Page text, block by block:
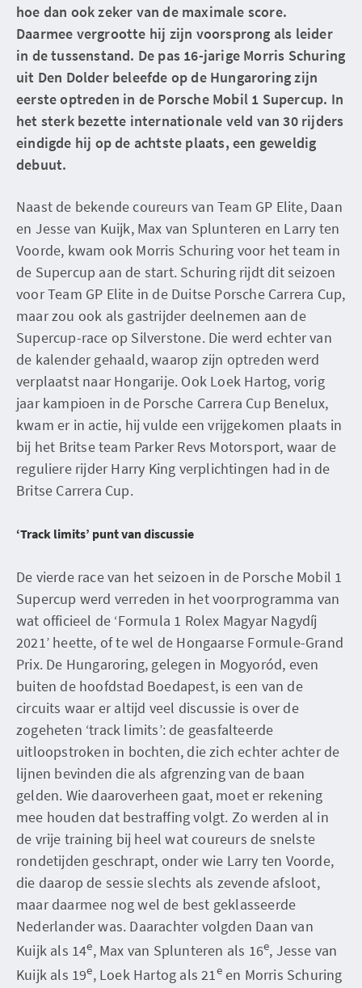
hoe dan ook zeker van de maximale score.
Daarmee vergrootte hij zijn voorsprong als leider
in de tussenstand. De pas 16-jarige Morris Schuring
uit Den Dolder beleefde op de Hungaroring zijn
eerste optreden in de Porsche Mobil 1 Supercup. In
het sterk bezette internationale veld van 30 rijders
eindigde hij op de achtste plaats, een geweldig
debuut.
Naast de bekende coureurs van Team GP Elite, Daan
en Jesse van Kuijk, Max van Splunteren en Larry ten
Voorde, kwam ook Morris Schuring voor het team in
de Supercup aan de start. Schuring rijdt dit seizoen
voor Team GP Elite in de Duitse Porsche Carrera Cup,
maar zou ook als gastrijder deelnemen aan de
Supercup-race op Silverstone. Die werd echter van
de kalender gehaald, waarop zijn optreden werd
verplaatst naar Hongarije. Ook Loek Hartog, vorig
jaar kampioen in de Porsche Carrera Cup Benelux,
kwam er in actie, hij vulde een vrijgekomen plaats in
bij het Britse team Parker Revs Motorsport, waar de
reguliere rijder Harry King verplichtingen had in de
Britse Carrera Cup.
‘Track limits’ punt van discussie
De vierde race van het seizoen in de Porsche Mobil 1
Supercup werd verreden in het voorprogramma van
wat officieel de ‘Formula 1 Rolex Magyar Nagydíj
2021’ heette, of te wel de Hongaarse Formule-Grand
Prix. De Hungaroring, gelegen in Mogyoród, even
buiten de hoofdstad Boedapest, is een van de
circuits waar er altijd veel discussie is over de
zogeheten ‘track limits’: de geasfalteerde
uitloopstroken in bochten, die zich echter achter de
lijnen bevinden die als afgrenzing van de baan
gelden. Wie daaroverheen gaat, moet er rekening
mee houden dat bestraffing volgt. Zo werden al in
de vrije training bij heel wat coureurs de snelste
rondetijden geschrapt, onder wie Larry ten Voorde,
die daarop de sessie slechts als zevende afsloot,
maar daarmee nog wel de best geklasseerde
Nederlander was. Daarachter volgden Daan van
Kuijk als 14e, Max van Splunteren als 16e, Jesse van
Kuijk als 19e, Loek Hartog als 21een Morris Schuring